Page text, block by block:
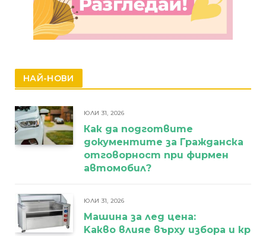
НАЙ-НОВИ
ЮЛИ 31, 2026
Как да подготвите
документите за Гражданска
отговорност при фирмен
автомобил?
ЮЛИ 31, 2026
Машина за лед цена:
Kакво влияе върху избора и